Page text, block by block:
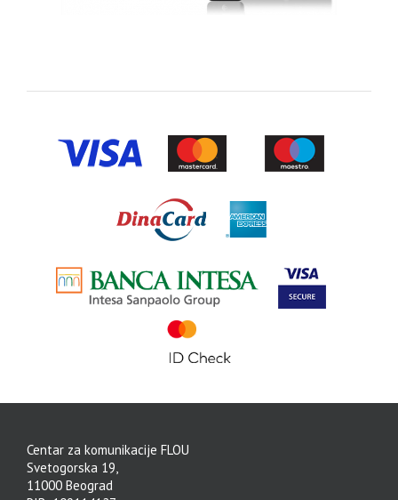
Centar za komunikacije FLOU
Svetogorska 19,
11000 Beograd